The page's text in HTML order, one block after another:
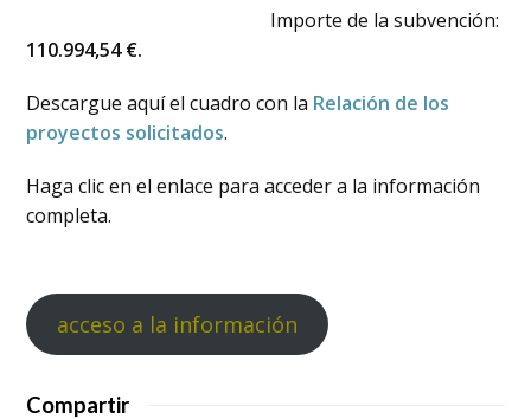
Importe de la subvención:
110.994,54 €.
Descargue aquí el cuadro con la Relación de los
proyectos solicitados.
Haga clic en el enlace para acceder a la información
completa.
acceso a la información
Compartir